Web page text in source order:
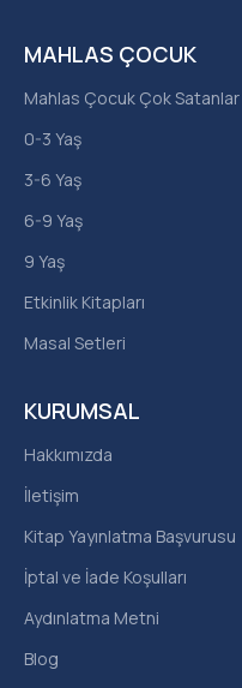
KURUMSAL
Hakkımızda
İletişim
Kitap Yayınlatma Başvurusu
İptal ve İade Koşulları
Aydınlatma Metni
Blog
MAHLAS ÇOCUK
Mahlas Çocuk Çok Satanlar
0-3 Yaş
3-6 Yaş
6-9 Yaş
9 Yaş
Etkinlik Kitapları
Masal Setleri